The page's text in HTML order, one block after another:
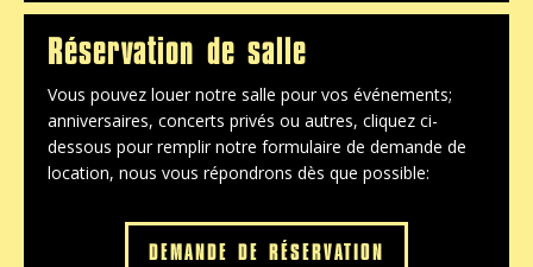
Réservation de salle
Vous pouvez louer notre salle pour vos événements;
anniversaires, concerts privés ou autres, cliquez ci-
dessous pour remplir notre formulaire de demande de
location, nous vous répondrons dès que possible:
DEMANDE DE RÉSERVATION